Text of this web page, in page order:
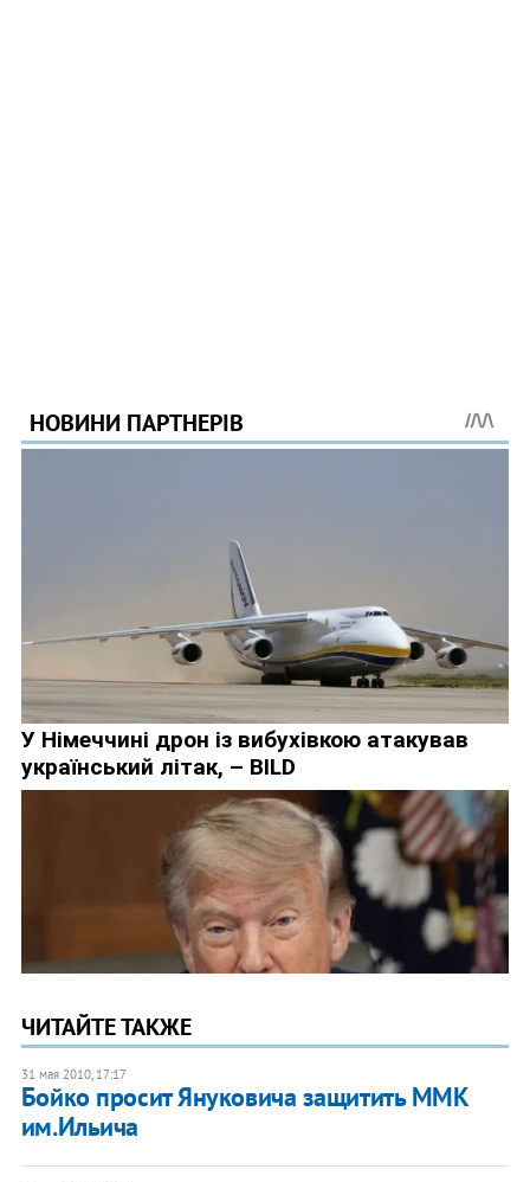
ЧИТАЙТЕ ТАКЖЕ
31 мая 2010, 17:17
Бойко просит Януковича защитить ММК
им.Ильича